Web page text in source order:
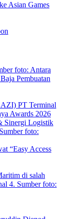
Asian Games
Pembuatan
“Easy Access